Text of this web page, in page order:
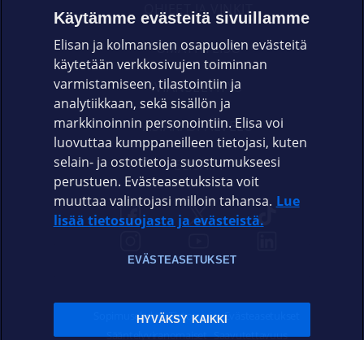
OHJEET JA VINKIT
OMAYHTEISÖ
VIANSELVITYS
ASIAKASPALVELU
ELISA.FI
Sopimusehdot Tietosuoja Evästeasetukset
Sääntelyviranomaiset Saavutettavuus
Käytämme evästeitä sivuillamme
Elisan ja kolmansien osapuolien evästeitä
käytetään verkkosivujen toiminnan
varmistamiseen, tilastointiin ja
analytiikkaan, sekä sisällön ja
markkinoinnin personointiin. Elisa voi
luovuttaa kumppaneilleen tietojasi, kuten
selain- ja ostotietoja suostumukseesi
perustuen. Evästeasetuksista voit
muuttaa valintojasi milloin tahansa. Lue
lisää tietosuojasta ja evästeistä.
EVÄSTEASETUKSET
HYVÄKSY KAIKKI